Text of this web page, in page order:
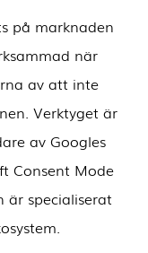
på marknaden
när
av att inte
Verktyget är
av Googles
Consent Mode
är specialiserat